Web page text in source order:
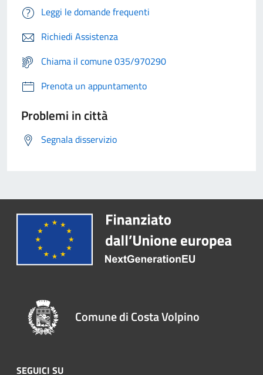
Leggi le domande frequenti
Richiedi Assistenza
Chiama il comune 035/970290
Prenota un appuntamento
Problemi in città
Segnala disservizio
Comune di Costa Volpino
SEGUICI SU